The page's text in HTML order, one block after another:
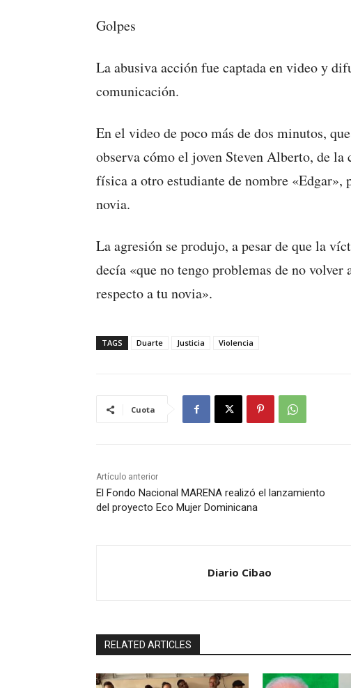
Golpes
La abusiva acción fue captada en video y
comunicación.
En el video de poco más de dos minutos,
observa cómo el joven Steven Alberto, de
física a otro estudiante de nombre «Edgar»,
novia.
La agresión se produjo, a pesar de que la
decía «que no tengo problemas de no
respecto a tu novia».
TAGS Duarte Justicia Violencia
Cuota
Artículo anterior
El Fondo Nacional MARENA realizó el lanzamiento
del proyecto Eco Mujer Dominicana
Diario Cibao
RELATED ARTICLES